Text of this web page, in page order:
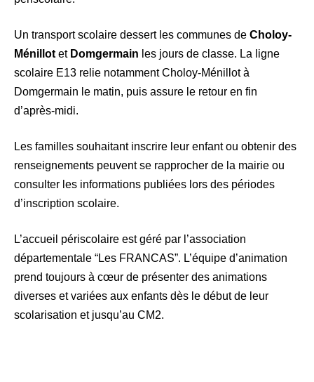
Un transport scolaire dessert les communes de Choloy-
Ménillot et Domgermain les jours de classe. La ligne
scolaire E13 relie notamment Choloy-Ménillot à
Domgermain le matin, puis assure le retour en fin
d’après-midi.
Les familles souhaitant inscrire leur enfant ou obtenir des
renseignements peuvent se rapprocher de la mairie ou
consulter les informations publiées lors des périodes
d’inscription scolaire.
L’accueil périscolaire est géré par l’association
départementale “Les FRANCAS”. L’équipe d’animation
prend toujours à cœur de présenter des animations
diverses et variées aux enfants dès le début de leur
scolarisation et jusqu’au CM2.